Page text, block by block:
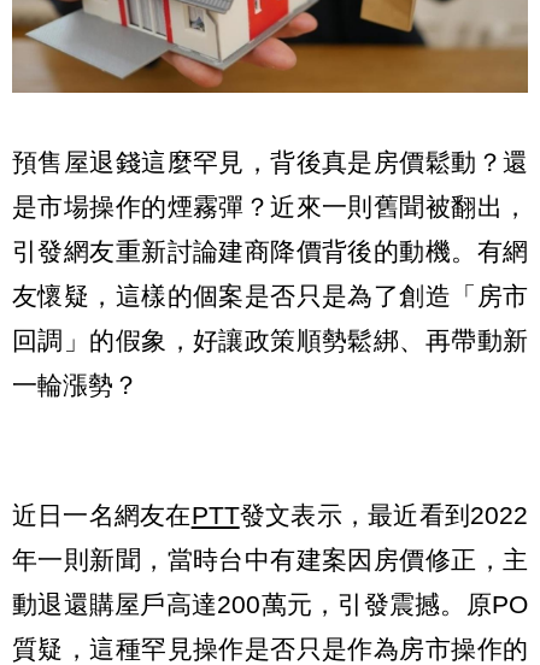
預售屋退錢這麼罕見，背後真是房價鬆動？還
是市場操作的煙霧彈？近來一則舊聞被翻出，
引發網友重新討論建商降價背後的動機。有網
友懷疑，這樣的個案是否只是為了創造「房市
回調」的假象，好讓政策順勢鬆綁、再帶動新
一輪漲勢？
近日一名網友在PTT發文表示，最近看到2022
年一則新聞，當時台中有建案因房價修正，主
動退還購屋戶高達200萬元，引發震撼。原PO
質疑，這種罕見操作是否只是作為房市操作的